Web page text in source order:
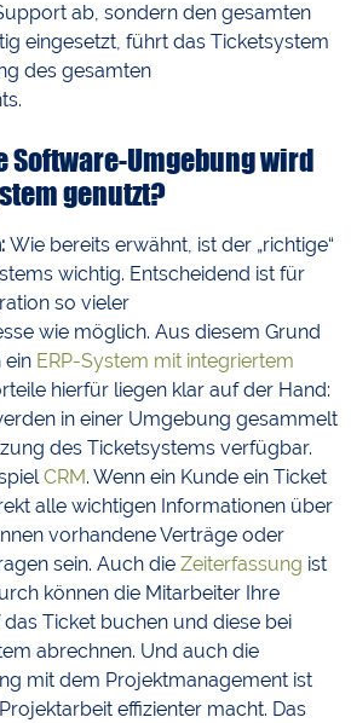
ab, sondern den gesamten
eingesetzt, führt das Ticketsystem
des gesamten
Software-Umgebung wird
genutzt?
Wie bereits erwähnt, ist der „richtige“
wichtig. Entscheidend ist für
so vieler
wie möglich. Aus diesem Grund
ein ERP-System mit integriertem
hierfür liegen klar auf der Hand:
in einer Umgebung gesammelt
des Ticketsystems verfügbar.
CRM. Wenn ein Kunde ein Ticket
alle wichtigen Informationen über
vorhandene Verträge oder
sein. Auch die Zeiterfassung ist
können die Mitarbeiter Ihre
Ticket buchen und diese bei
abrechnen. Und auch die
mit dem Projektmanagement ist
effizienter macht. Das